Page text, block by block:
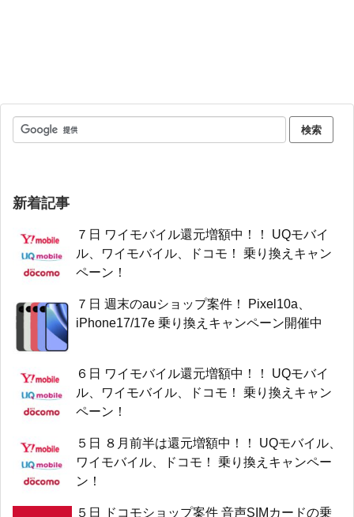
新着記事
７日 ワイモバイル還元増額中！！ UQモバイ
ル、ワイモバイル、ドコモ！ 乗り換えキャン
ペーン！
７日 週末のauショップ案件！ Pixel10a、
iPhone17/17e 乗り換えキャンペーン開催中
６日 ワイモバイル還元増額中！！ UQモバイ
ル、ワイモバイル、ドコモ！ 乗り換えキャン
ペーン！
５日 ８月前半は還元増額中！！ UQモバイル、
ワイモバイル、ドコモ！ 乗り換えキャンペー
ン！
５日 ドコモショップ案件 音声SIMカードの乗